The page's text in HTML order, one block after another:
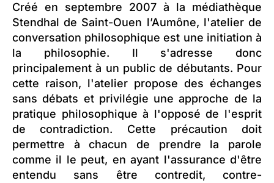
Créé en septembre 2007 à la médiathèque
Stendhal de Saint-Ouen l’Aumône, l'atelier de
conversation philosophique est une initiation à
la philosophie. Il s'adresse donc
principalement à un public de débutants. Pour
cette raison, l'atelier propose des échanges
sans débats et privilégie une approche de la
pratique philosophique à l'opposé de l'esprit
de contradiction. Cette précaution doit
permettre à chacun de prendre la parole
comme il le peut, en ayant l'assurance d'être
entendu sans être contredit, contre-